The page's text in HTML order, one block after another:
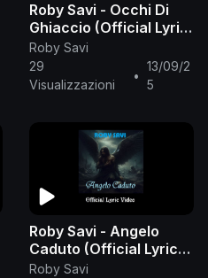
Roby Savi - Occhi Di
Ghiaccio (Official Lyric
Video)
Roby Savi
29
Visualizzazioni
•
13/09/2
5
Roby Savi - Angelo
Caduto (Official Lyric
Video)
Roby Savi